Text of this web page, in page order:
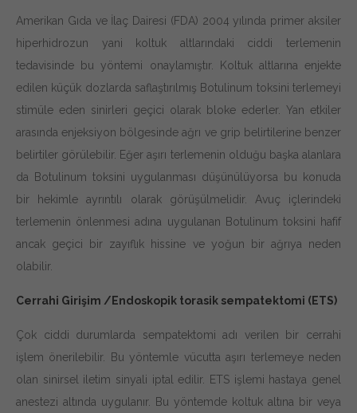
Amerikan Gıda ve İlaç Dairesi (FDA) 2004 yılında primer aksiler
hiperhidrozun yani koltuk altlarındaki ciddi terlemenin
tedavisinde bu yöntemi onaylamıştır. Koltuk altlarına enjekte
edilen küçük dozlarda saflaştırılmış Botulinum toksini terlemeyi
stimüle eden sinirleri geçici olarak bloke ederler. Yan etkiler
arasında enjeksiyon bölgesinde ağrı ve grip belirtilerine benzer
belirtiler görülebilir. Eğer aşırı terlemenin olduğu başka alanlara
da Botulinum toksini uygulanması düşünülüyorsa bu konuda
bir hekimle ayrıntılı olarak görüşülmelidir. Avuç içlerindeki
terlemenin önlenmesi adına uygulanan Botulinum toksini hafif
ancak geçici bir zayıflık hissine ve yoğun bir ağrıya neden
olabilir.
Cerrahi Girişim /Endoskopik torasik sempatektomi (ETS)
Çok ciddi durumlarda sempatektomi adı verilen bir cerrahi
işlem önerilebilir. Bu yöntemle vücutta aşırı terlemeye neden
olan sinirsel iletim sinyali iptal edilir. ETS işlemi hastaya genel
anestezi altında uygulanır. Bu yöntemde koltuk altına bir veya
Necessary
cookies are
not
optional.
They are